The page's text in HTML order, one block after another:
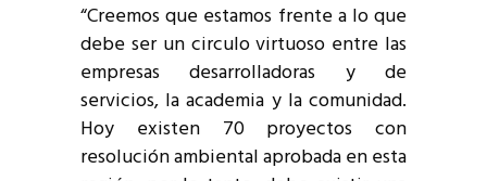
“Creemos que estamos frente a lo que
debe ser un circulo virtuoso entre las
empresas desarrolladoras y de
servicios, la academia y la comunidad.
Hoy existen 70 proyectos con
resolución ambiental aprobada en esta